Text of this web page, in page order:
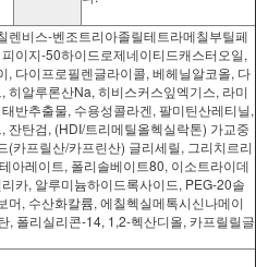
렌비스-벤조트리아졸릴테트라메칠부틸페
이지-50하이드로제네이티드캐스터오일,
, 다이프로필렌글라이콜, 베헤닐알코올, 다
히알루론산Na, 히비스커스잎엑기스, 라미
반추출물, 수용성콜라겐, 팔미틴산레티닐,
잔탄검, (HDI/트리메틸올헥실락톤) 가교중
(카프릴산/카프린산) 글리세릴, 그리치르리
아레이트, 폴리솔베이트80, 이소트라이데
카, 알루미늄하이드록사이드, PEG-20솔
머, 수산화칼륨, 에칠헥실메톡시신나메이
, 폴리실리콘-14, 1,2-헥산디올, 카프릴릴글